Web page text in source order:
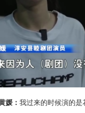
媛： 我过来的时候演的